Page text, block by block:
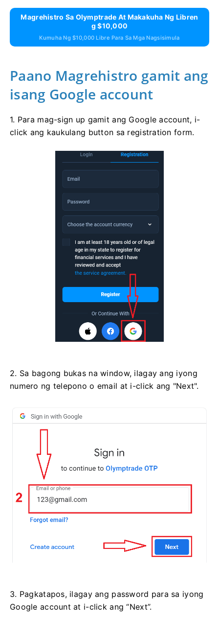
Magrehistro Sa Olymptrade At Makakuha Ng Libren
G $10,000
Kumuha Ng $10,000 Libre Para Sa Mga Nagsisimula
Paano Magrehistro gamit ang
isang Google account
1. Para mag-sign up gamit ang Google account, i-
click ang kaukulang button sa registration form.
2. Sa bagong bukas na window, ilagay ang iyong
numero ng telepono o email at i-click ang "Next".
3. Pagkatapos, ilagay ang password para sa iyong
Google account at i-click ang “Next”.